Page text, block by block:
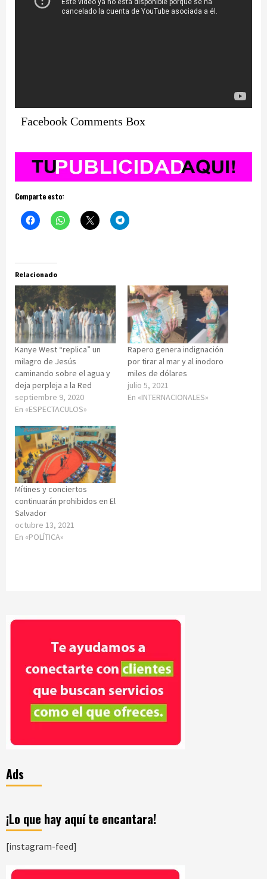
Facebook Comments Box
Comparte esto:
Relacionado
Kanye West “replica” un
milagro de Jesús
caminando sobre el agua y
deja perpleja a la Red
septiembre 9, 2020
En «ESPECTACULOS»
Rapero genera indignación
por tirar al mar y al inodoro
miles de dólares
julio 5, 2021
En «INTERNACIONALES»
Mítines y conciertos
continuarán prohibidos en El
Salvador
octubre 13, 2021
En «POLÍTICA»
Ads
¡Lo que hay aquí te encantara!
[instagram-feed]